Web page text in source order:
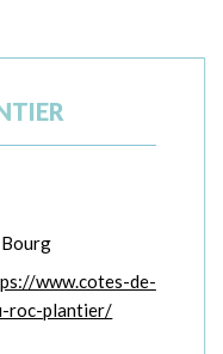
Bourg
www.cotes-de-
roc-plantier/